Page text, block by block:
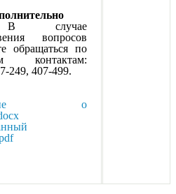
случае
вопросов
обращаться по
контактам:
249, 407-499.
о